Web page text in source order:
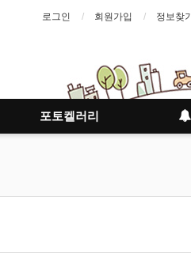
로그인 회원가입 정보찾기
포토켈러리